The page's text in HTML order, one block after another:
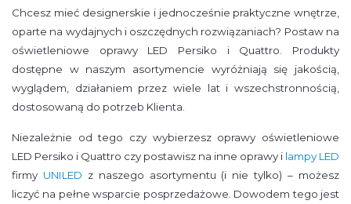
Chcesz mieć designerskie i jednocześnie praktyczne wnętrze,
oparte na wydajnych i oszczędnych rozwiązaniach? Postaw na
oświetleniowe oprawy LED Persiko i Quattro. Produkty
dostępne w naszym asortymencie wyróżniają się jakością,
wyglądem, działaniem przez wiele lat i wszechstronnością,
dostosowaną do potrzeb Klienta.
Niezależnie od tego czy wybierzesz oprawy oświetleniowe
LED Persiko i Quattro czy postawisz na inne oprawy i lampy LED
firmy UNILED z naszego asortymentu (i nie tylko) – możesz
liczyć na pełne wsparcie posprzedażowe. Dowodem tego jest